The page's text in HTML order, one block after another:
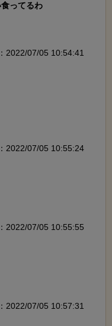
ってるわ
2022/07/05 10:54:41
2022/07/05 10:55:24
2022/07/05 10:55:55
2022/07/05 10:57:31